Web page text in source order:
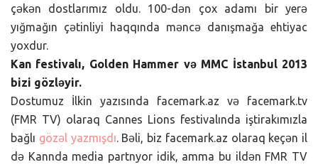
çəkən dostlarımız oldu. 100-dən çox adamı bir yerə
yığmağın çətinliyi haqqında məncə danışmağa ehtiyac
yoxdur.
Kan festivalı, Golden Hammer və MMC İstanbul 2013
bizi gözləyir.
Dostumuz İlkin yazısında facemark.az və facemark.tv
(FMR TV) olaraq Cannes Lions festivalında iştirakımızla
bağlı gözəl yazmışdı. Bəli, biz facemark.az olaraq keçən il
də Kannda media partnyor idik, amma bu ildən FMR TV